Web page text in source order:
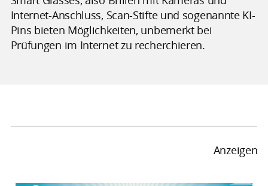
Internet-Anschluss, Scan-Stifte und sogenannte KI-
Pins bieten Möglichkeiten, unbemerkt bei
Prüfungen im Internet zu recherchieren.
Anzeigen